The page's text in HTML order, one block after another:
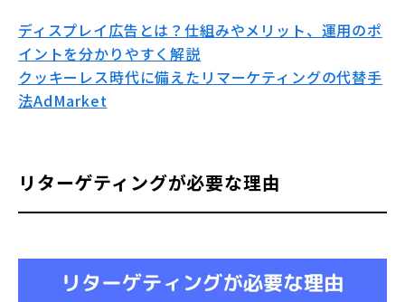
ディスプレイ広告とは？仕組みやメリット、運用のポ
イントを分かりやすく解説
クッキーレス時代に備えたリマーケティングの代替手
法AdMarket
リターゲティングが必要な理由